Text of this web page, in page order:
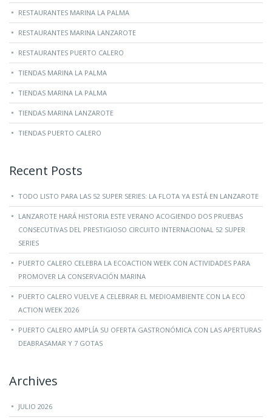
RESTAURANTES MARINA LA PALMA
RESTAURANTES MARINA LANZAROTE
RESTAURANTES PUERTO CALERO
TIENDAS MARINA LA PALMA
TIENDAS MARINA LA PALMA
TIENDAS MARINA LANZAROTE
TIENDAS PUERTO CALERO
Recent Posts
TODO LISTO PARA LAS 52 SUPER SERIES: LA FLOTA YA ESTÁ EN LANZAROTE
LANZAROTE HARÁ HISTORIA ESTE VERANO ACOGIENDO DOS PRUEBAS
CONSECUTIVAS DEL PRESTIGIOSO CIRCUITO INTERNACIONAL 52 SUPER
SERIES
PUERTO CALERO CELEBRA LA ECOACTION WEEK CON ACTIVIDADES PARA
PROMOVER LA CONSERVACIÓN MARINA
PUERTO CALERO VUELVE A CELEBRAR EL MEDIOAMBIENTE CON LA ECO
ACTION WEEK 2026
PUERTO CALERO AMPLÍA SU OFERTA GASTRONÓMICA CON LAS APERTURAS
DEABRASAMAR Y 7 GOTAS
Archives
JULIO 2026